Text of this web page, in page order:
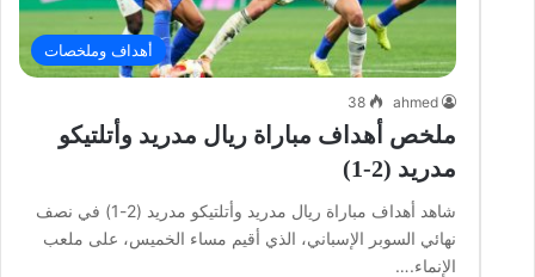
أهداف وملخصات
ahmed
38
ملخص أهداف مباراة ريال مدريد وأتلتيكو
مدريد (2-1)
شاهد أهداف مباراة ريال مدريد وأتلتيكو مدريد (2-1) في نصف
نهائي السوبر الإسباني، الذي أقيم مساء الخميس، على ملعب
الإنماء.…